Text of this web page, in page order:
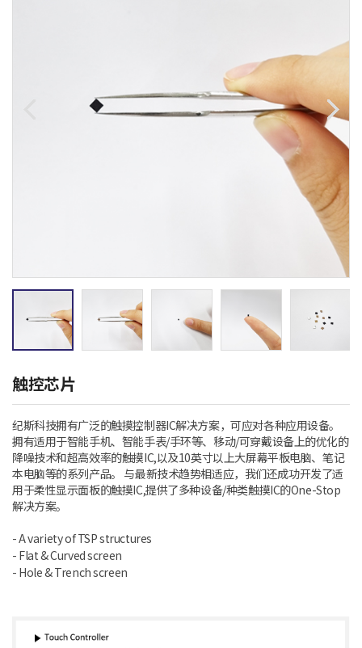
触控芯片
纪斯科技拥有广泛的触摸控制器IC解决方案，可应对各种应用设备。
拥有适用于智能手机、智能手表/手环等、移动/可穿戴设备上的优化的
降噪技术和超高效率的触摸IC,以及10英寸以上大屏幕平板电脑、笔记
本电脑等的系列产品。 与最新技术趋势相适应，我们还成功开发了适
用于柔性显示面板的触摸IC,提供了多种设备/种类触摸IC的One-Stop
解决方案。
- A variety of TSP structures
- Flat & Curved screen
- Hole & Trench screen